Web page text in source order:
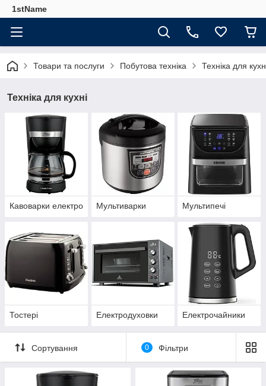
1stName
Товари та послуги Побутова техніка Техніка для
Техніка для кухні
Кавоварки електро Мультиварки Мультипечі
Тостері Електродуховки Електрочайники
Сортування 0 Фільтри